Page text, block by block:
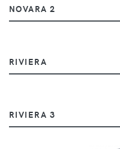
NOVARA 2
RIVIERA
RIVIERA 3